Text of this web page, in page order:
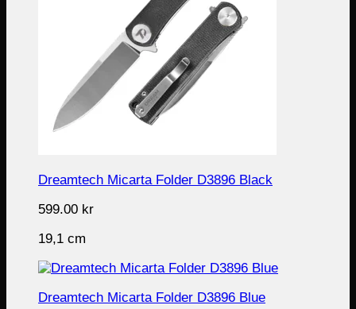
Dreamtech Micarta Folder D3896 Black
599.00 kr
19,1 cm
Dreamtech Micarta Folder D3896 Blue